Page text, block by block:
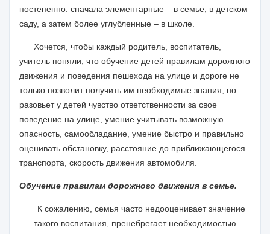
постепенно: сначала элементарные – в семье, в детском
саду, а затем более углубленные – в школе.
Хочется, чтобы каждый родитель, воспитатель,
учитель поняли, что обучение детей правилам дорожного
движения и поведения пешехода на улице и дороге не
только позволит получить им необходимые знания, но
разовьет у детей чувство ответственности за свое
поведение на улице, умение учитывать возможную
опасность, самообладание, умение быстро и правильно
оценивать обстановку, расстояние до приближающегося
транспорта, скорость движения автомобиля.
Обучение правилам дорожного движения в семье.
К сожалению, семья часто недооценивает значение
такого воспитания, пренебрегает необходимостью